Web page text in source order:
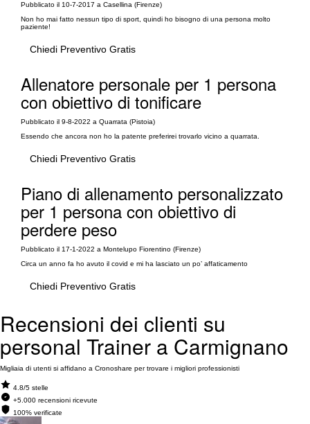
Pubblicato il 10-7-2017 a Casellina (Firenze)
Non ho mai fatto nessun tipo di sport, quindi ho bisogno di una persona molto
paziente!
Chiedi Preventivo Gratis
Allenatore personale per 1 persona
con obiettivo di tonificare
Pubblicato il 9-8-2022 a Quarrata (Pistoia)
Essendo che ancora non ho la patente preferirei trovarlo vicino a quarrata.
Chiedi Preventivo Gratis
Piano di allenamento personalizzato
per 1 persona con obiettivo di
perdere peso
Pubblicato il 17-1-2022 a Montelupo Fiorentino (Firenze)
Circa un anno fa ho avuto il covid e mi ha lasciato un po’ affaticamento
Chiedi Preventivo Gratis
Recensioni dei clienti su
personal Trainer a Carmignano
Migliaia di utenti si affidano a Cronoshare per trovare i migliori professionisti
4.8/5 stelle
+5.000 recensioni ricevute
100% verificate